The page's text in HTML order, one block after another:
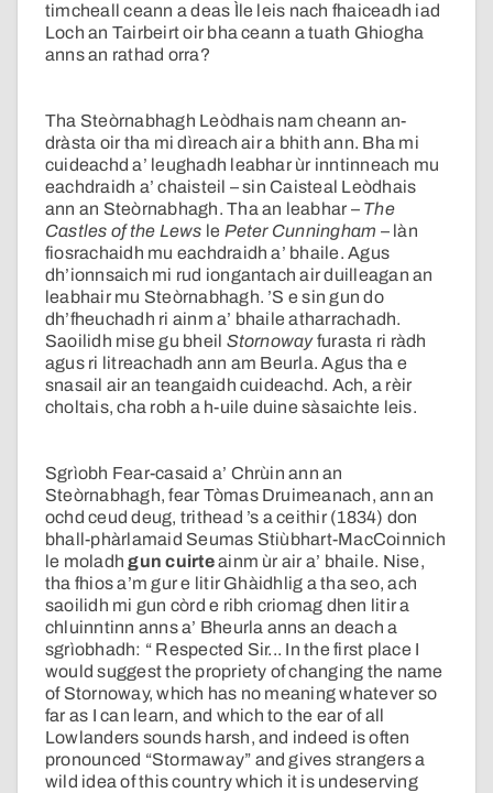
timcheall ceann a deas Ìle leis nach fhaiceadh iad
Loch an Tairbeirt oir bha ceann a tuath Ghiogha
anns an rathad orra?
Tha Steòrnabhagh Leòdhais nam cheann an-
dràsta oir tha mi dìreach air a bhith ann. Bha mi
cuideachd a’ leughadh leabhar ùr inntinneach mu
eachdraidh a’ chaisteil – sin Caisteal Leòdhais
ann an Steòrnabhagh. Tha an leabhar – The
Castles of the Lews le Peter Cunningham – làn
fiosrachaidh mu eachdraidh a’ bhaile. Agus
dh’ionnsaich mi rud iongantach air duilleagan an
leabhair mu Steòrnabhagh. ’S e sin gun do
dh’fheuchadh ri ainm a’ bhaile atharrachadh.
Saoilidh mise gu bheil Stornowayfurasta ri ràdh
agus ri litreachadh ann am Beurla. Agus tha e
snasail air an teangaidh cuideachd. Ach, a rèir
choltais, cha robh a h-uile duine sàsaichte leis.
Sgrìobh Fear-casaid a’ Chrùin ann an
Steòrnabhagh, fear Tòmas Druimeanach, ann an
ochd ceud deug, trithead ’s a ceithir (1834) don
bhall-phàrlamaid Seumas Stiùbhart-MacCoinnich
le moladhgun cuirteainm ùr air a’ bhaile. Nise,
tha fhios a’m gur e litir Ghàidhlig a tha seo, ach
saoilidh mi gun còrd e ribh criomag dhen litir a
chluinntinn anns a’ Bheurla anns an deach a
sgrìobhadh: “ Respected Sir... In the first place I
would suggest the propriety of changing the name
of Stornoway, which has no meaning whatever so
far as I can learn, and which to the ear of all
Lowlanders sounds harsh, and indeed is often
pronounced “Stormaway” and gives strangers a
wild idea of this country which it is undeserving